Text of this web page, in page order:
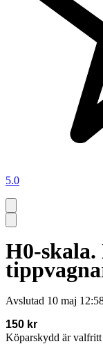
5.0
H0-
Avslutad 10 maj
150 kr
Köparskydd är valfritt